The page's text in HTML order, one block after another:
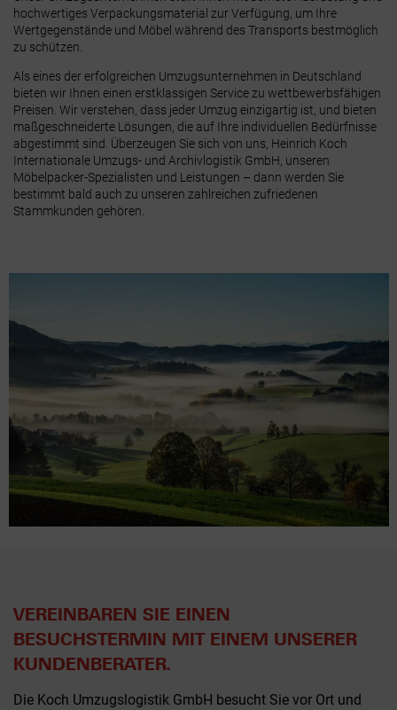
hochwertiges Verpackungsmaterial zur Verfügung, um Ihre
Wertgegenstände und Möbel während des Transports bestmöglich
zu schützen.
Als eines der erfolgreichen Umzugsunternehmen in Deutschland
bieten wir Ihnen einen erstklassigen Service zu wettbewerbsfähigen
Preisen. Wir verstehen, dass jeder Umzug einzigartig ist, und bieten
maßgeschneiderte Lösungen, die auf Ihre individuellen Bedürfnisse
abgestimmt sind. Überzeugen Sie sich von uns, Heinrich Koch
Internationale Umzugs- und Archivlogistik GmbH, unseren
Möbelpacker-Spezialisten und Leistungen – dann werden Sie
bestimmt bald auch zu unseren zahlreichen zufriedenen
Stammkunden gehören.
VEREINBAREN SIE EINEN
BESUCHSTERMIN MIT EINEM UNSERER
KUNDENBERATER.
Die Koch Umzugslogistik GmbH besucht Sie vor Ort und